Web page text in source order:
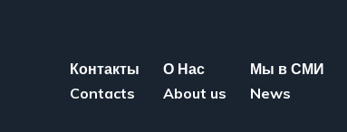
Контакты
Contacts
О Нас
About us
Мы в СМИ
News